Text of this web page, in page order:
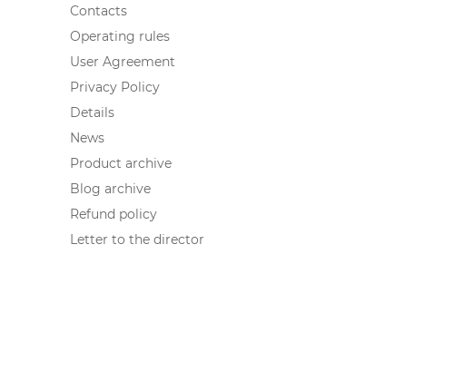
Contacts
Operating rules
User Agreement
Privacy Policy
Details
News
Product archive
Blog archive
Refund policy
Letter to the director